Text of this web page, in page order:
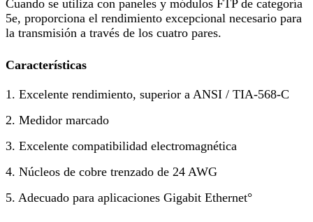
Cuando se utiliza con paneles y módulos FTP de categoría
5e, proporciona el rendimiento excepcional necesario para
la transmisión a través de los cuatro pares.
Características
1. Excelente rendimiento, superior a ANSI / TIA-568-C
2. Medidor marcado
3. Excelente compatibilidad electromagnética
4. Núcleos de cobre trenzado de 24 AWG
5. Adecuado para aplicaciones Gigabit Ethernet°